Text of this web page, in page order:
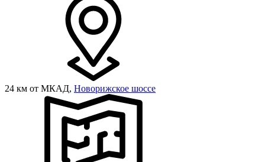
24 км от МКАД, Новорижское шоссе